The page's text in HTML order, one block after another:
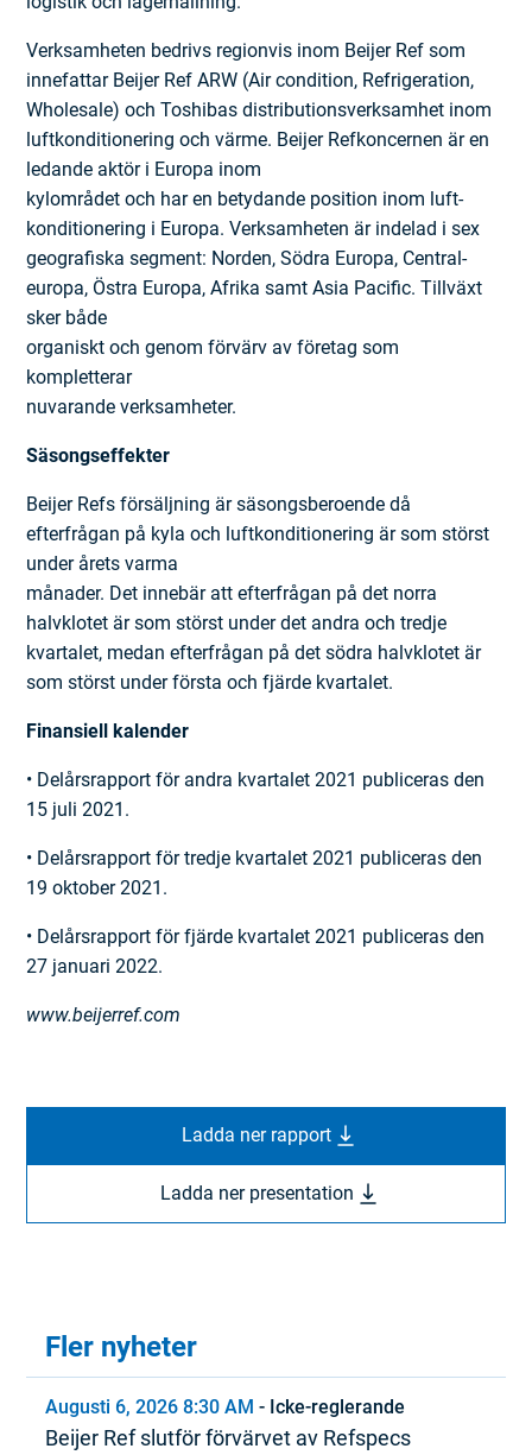
Verksamheten bedrivs regionvis inom Beijer Ref som
inne­fattar Beijer Ref ARW (Air condition, Refrigeration,
Wholesale) och Toshibas distributionsverksamhet inom
luftkonditionering och värme. Beijer Refkoncernen är en
ledande aktör i Europa inom
kylområdet och har en betydande position inom luft­­
konditionering i Europa. Verksamheten är indelad i sex
geo­grafiska segment: Norden, Södra Europa, Central­
europa, Östra Europa, Afrika samt Asia Pacific. Tillväxt
sker både
organiskt och genom förvärv av företag som
kompletterar
nuvarande verksamheter.
Säsongseffekter
Beijer Refs försäljning är säsongsberoende då
efterfrågan på kyla och luftkonditionering är som störst
under årets varma
månader. Det innebär att efterfrågan på det norra
halvklotet är som störst under det andra och tredje
kvartalet, medan efterfrågan på det södra halvklotet är
som störst under första och fjärde kvartalet.
Finansiell kalender
• Delårsrapport för andra kvartalet 2021 publiceras den
15 juli 2021.
• Delårsrapport för tredje kvartalet 2021 publiceras den
19 oktober 2021.
• Delårsrapport för fjärde kvartalet 2021 publiceras den
27 januari 2022.
www.beijerref.com
Ladda ner rapport
Ladda ner presentation
Fler nyheter
Augusti 6, 2026 8:30 AM - Icke-reglerande
Beijer Ref slutför förvärvet av Refspecs